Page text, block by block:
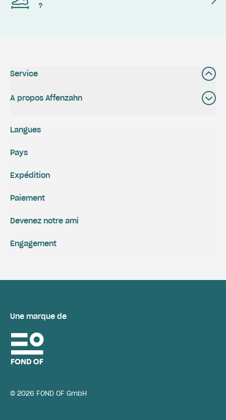
?
Service
A propos Affenzahn
Expédition
Paiement
Engagement
Devenez notre ami
Langues
Pays
Une marque de
© 2026 FOND OF GmbH